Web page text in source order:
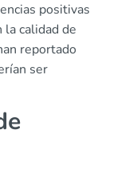
positivas
calidad de
reportado
ser